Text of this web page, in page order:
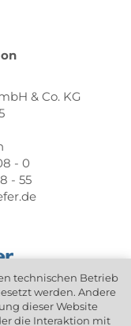
technischen Betrieb
werden. Andere
dieser Website
die Interaktion mit
& Co. KG
- 0
- 55